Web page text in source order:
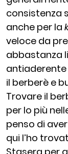
consistenza
anche per la
veloce da
abbastanza
antiaderente
il berberè e
Trovare il
per lo più
penso di
qui l’ho